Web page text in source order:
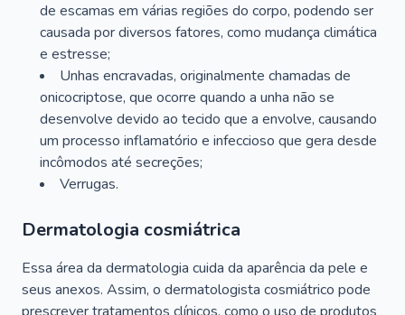
de escamas em várias regiões do corpo, podendo ser
causada por diversos fatores, como mudança climática
e estresse;
Unhas encravadas, originalmente chamadas de
onicocriptose, que ocorre quando a unha não se
desenvolve devido ao tecido que a envolve, causando
um processo inflamatório e infeccioso que gera desde
incômodos até secreções;
Verrugas.
Dermatologia cosmiátrica
Essa área da dermatologia cuida da aparência da pele e
seus anexos. Assim, o dermatologista cosmiátrico pode